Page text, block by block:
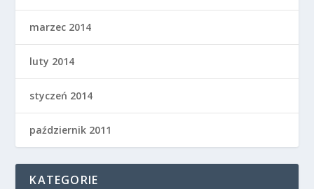
marzec 2014
luty 2014
styczeń 2014
październik 2011
KATEGORIE